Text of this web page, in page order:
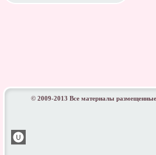
© 2009-2013 Все материалы